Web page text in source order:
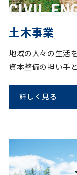
土木事業
地域の人々の生活
資本整備の担い手
詳しく見る